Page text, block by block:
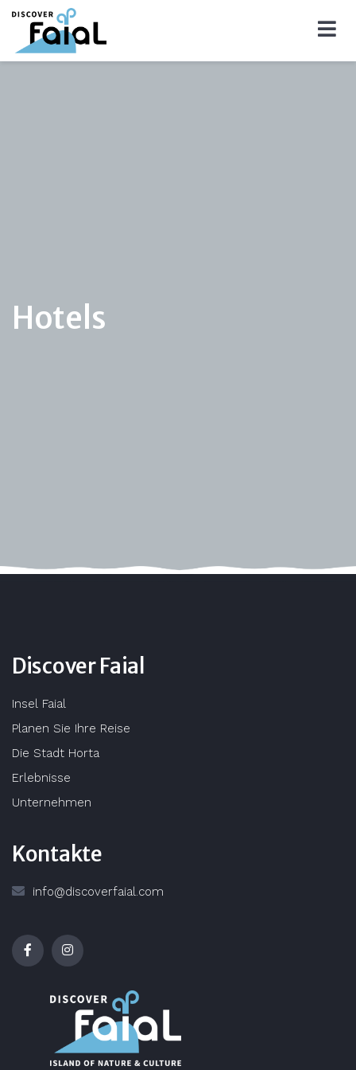
Hotels
Discover Faial
Insel Faial
Planen Sie Ihre Reise
Die Stadt Horta
Erlebnisse
Unternehmen
Kontakte
info@discoverfaial.com